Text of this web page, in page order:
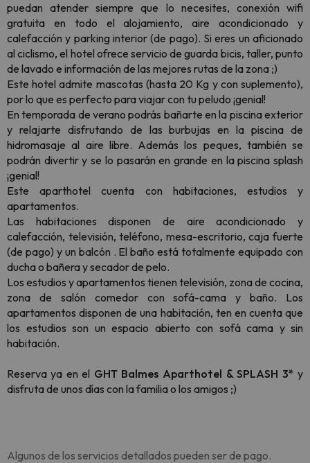
puedan atender siempre que lo necesites, conexión wifi
gratuita en todo el alojamiento, aire acondicionado y
calefacción y parking interior (de pago). Si eres un aficionado
al ciclismo, el hotel ofrece servicio de guarda bicis, taller, punto
de lavado e información de las mejores rutas de la zona ;)
Este hotel admite mascotas (hasta 20 Kg y con suplemento),
por lo que es perfecto para viajar con tu peludo ¡genial!
En temporada de verano podrás bañarte en la piscina exterior
y relajarte disfrutando de las burbujas en la piscina de
hidromasaje al aire libre. Además los peques, también se
podrán divertir y se lo pasarán en grande en la piscina splash
¡genial!
Este aparthotel cuenta con habitaciones, estudios y
apartamentos.
Las habitaciones disponen de aire acondicionado y
calefacción, televisión, teléfono, mesa-escritorio, caja fuerte
(de pago) y un balcón . El baño está totalmente equipado con
ducha o bañera y secador de pelo.
Los estudios y apartamentos tienen televisión, zona de cocina,
zona de salón comedor con sofá-cama y baño. Los
apartamentos disponen de una habitación, ten en cuenta que
los estudios son un espacio abierto con sofá cama y sin
habitación.
Reserva ya en el GHT Balmes Aparthotel & SPLASH 3* y
disfruta de unos días con la familia o los amigos ;)
Algunos de los servicios detallados pueden ser de pago.